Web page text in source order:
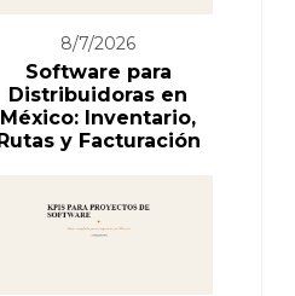
8/7/2026
Software para
Distribuidoras en
México: Inventario,
y Facturación